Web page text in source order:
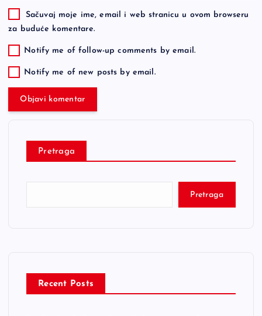
Sačuvaj moje ime, email i web stranicu u ovom browseru
za buduće komentare.
Notify me of follow-up comments by email.
Notify me of new posts by email.
Pretraga
Pretraga
Recent Posts